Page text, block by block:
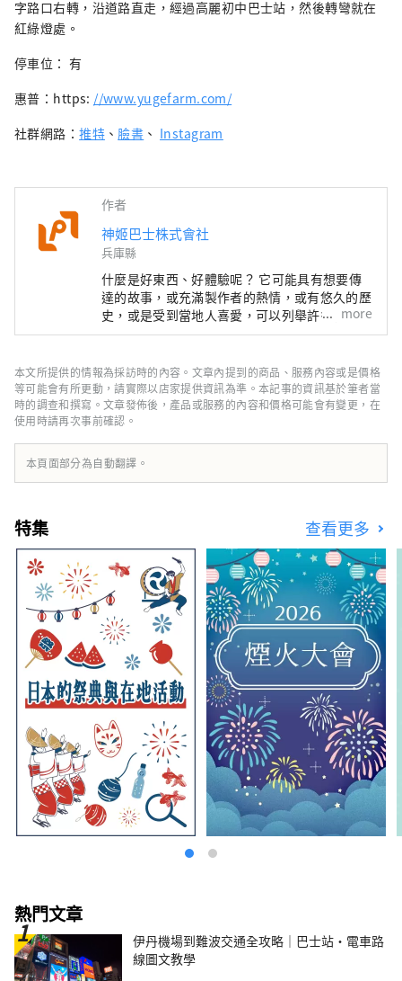
字路口右轉，沿道路直走，經過高麗初中巴士站，然後轉彎就在
紅綠燈處。
停車位： 有
惠普：https: //www.yugefarm.com/
社群網路：推特、 臉書 、 ​​Instagram
作者
神姬巴士株式會社
兵庫縣
什麼是好東西、好體驗呢？ 它可能具有想要傳
達的故事，或充滿製作者的熱情，或有悠久的歷
史，或是受到當地人喜愛，可以列舉許多特徵。
當您遇到特別的事物或體驗時，是否曾經因為高
後，有人因此與某些事物產生新的連結。 我認
為這才是真正的「好東西」。 為了能夠為客戶
提供這樣的邂逅，我們以「訴說、傳達、連結」
為理念，發掘兵庫的好東西，並發布能讓客戶與
兵庫縣內地區的心靈距離拉近的資訊。
more
本文所提供的情報為採訪時的內容。文章內提到的商品、服務內容或是價格
等可能會有所更動，請實際以店家提供資訊為準。本記事的資訊基於筆者當
時的調查和撰寫。文章發佈後，產品或服務的內容和價格可能會有變更，在
使用時請再次事前確認。
本頁面部分為自動翻譯。
特集 查看更多
熱門文章
伊丹機場到難波交通全攻略｜巴士站・電車路
線圖文教學